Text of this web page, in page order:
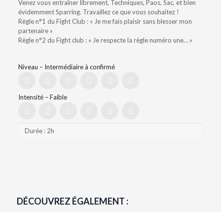
Venez vous entraîner librement, Techniques, Paos, Sac, et bien
évidemment Sparring. Travaillez ce que vous souhaitez !
Règle n°1 du Fight Club : « Je me fais plaisir sans blesser mon
partenaire »
Règle n°2 du Fight club : « Je respecte la règle numéro une… »
Niveau – Intermédiaire à confirmé
Intensité – Faible
Durée : 2h
DÉCOUVREZ ÉGALEMENT :